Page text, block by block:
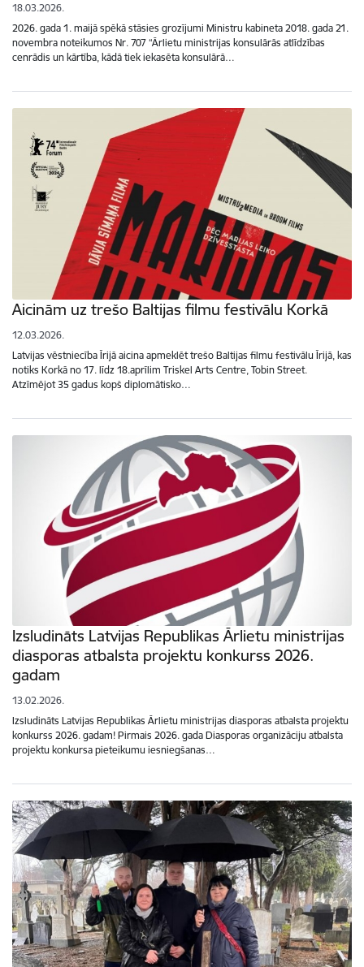
18.03.2026.
2026. gada 1. maijā spēkā stāsies grozījumi Ministru kabineta 2018. gada 21.
novembra noteikumos Nr. 707 “Ārlietu ministrijas konsulārās atlīdzības
cenrādis un kārtība, kādā tiek iekasēta konsulārā…
Aicinām uz trešo Baltijas filmu festivālu Korkā
12.03.2026.
Latvijas vēstniecība Īrijā aicina apmeklēt trešo Baltijas filmu festivālu Īrijā, kas
notiks Korkā no 17. līdz 18.aprīlim Triskel Arts Centre, Tobin Street.
Atzīmējot 35 gadus kopš diplomātisko…
Izsludināts Latvijas Republikas Ārlietu ministrijas
diasporas atbalsta projektu konkurss 2026.
gadam
13.02.2026.
Izsludināts Latvijas Republikas Ārlietu ministrijas diasporas atbalsta projektu
konkurss 2026. gadam! Pirmais 2026. gada Diasporas organizāciju atbalsta
projektu konkursa pieteikumu iesniegšanas…